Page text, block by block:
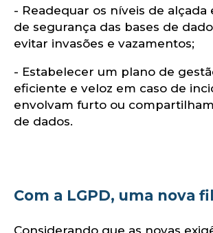
- Readequar os níveis de alçada
de segurança das bases de
evitar invasões e vazamentos;
- Estabelecer um plano de
eficiente e veloz em caso de
envolvam furto ou
de dados.
Com a LGPD, uma nova
Considerando que as novas